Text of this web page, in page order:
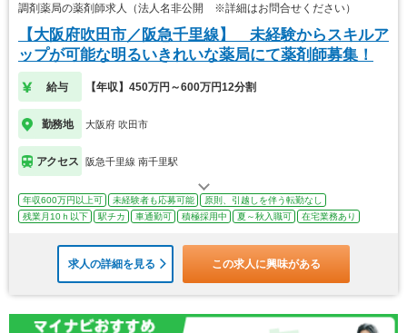
調剤薬局の薬剤師求人（法人名非公開 ※詳細はお問合せください）
【大阪府吹田市／阪急千里線】 未経験からスキルア
ップが可能な明るいきれいな薬局にて薬剤師募集！
給与 【年収】450万円～600万円12分割
勤務地 大阪府 吹田市
アクセス 阪急千里線 南千里駅
年収600万円以上可 未経験者も応募可能
原則、引越しを伴う転勤なし
残業月10ｈ以下
駅チカ 車通勤可 積極採用中 夏～秋入職可 在宅業務あり
求人の詳細を見る この求人に興味がある